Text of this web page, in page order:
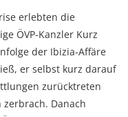
erlebten die
ÖVP-Kanzler Kurz
der Ibizia-Affäre
er selbst kurz darauf
zurücktreten
Danach